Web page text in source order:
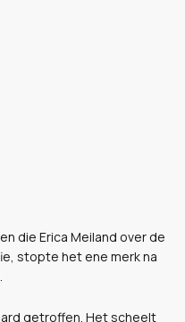
die Erica Meiland over de
stopte het ene merk na
getroffen. Het scheelt